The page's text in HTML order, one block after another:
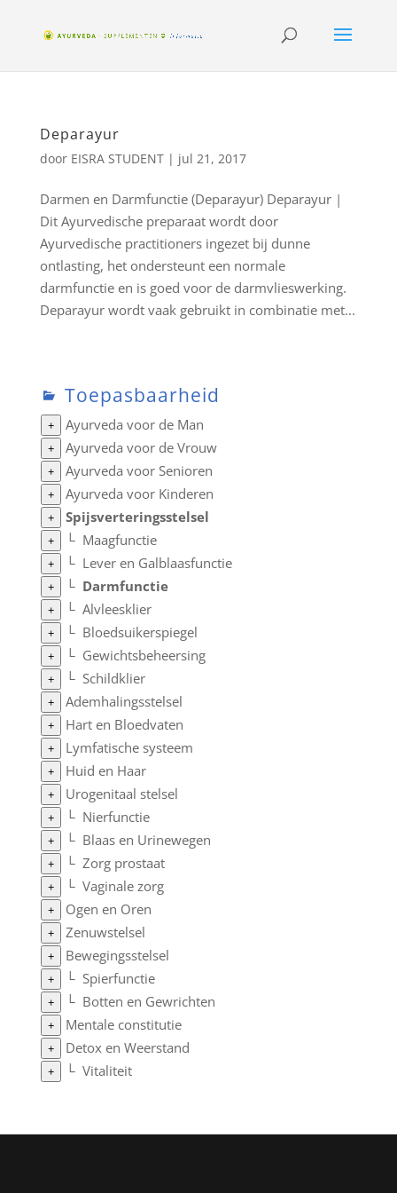
Deparayur
door EISRA STUDENT| jul 21, 2017
Darmen en Darmfunctie (Deparayur) Deparayur |
Dit Ayurvedische preparaat wordt door
Ayurvedische practitioners ingezet bij dunne
ontlasting, het ondersteunt een normale
darmfunctie en is goed voor de darmvlieswerking.
Deparayur wordt vaak gebruikt in combinatie met...
Toepasbaarheid
+ Ayurveda voor de Man
+ Ayurveda voor de Vrouw
+ Ayurveda voor Senioren
+ Ayurveda voor Kinderen
+ Spijsverteringsstelsel
+ └ Maagfunctie
+ └ Lever en Galblaasfunctie
+ └ Darmfunctie
+ └ Alvleesklier
+ └ Bloedsuikerspiegel
+ └ Gewichtsbeheersing
+ └ Schildklier
+ Ademhalingsstelsel
+ Hart en Bloedvaten
+ Lymfatische systeem
+ Huid en Haar
+ Urogenitaal stelsel
+ └ Nierfunctie
+ └ Blaas en Urinewegen
+ └ Zorg prostaat
+ └ Vaginale zorg
+ Ogen en Oren
+ Zenuwstelsel
+ Bewegingsstelsel
+ └ Spierfunctie
+ └ Botten en Gewrichten
+ Mentale constitutie
+ Detox en Weerstand
+ └ Vitaliteit